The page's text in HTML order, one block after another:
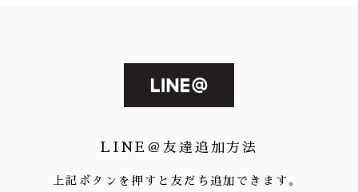
LINE＠友達追加方法
上記ボタンを押すと友だち追加できます。